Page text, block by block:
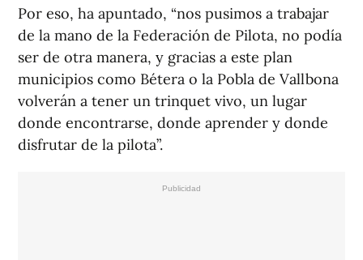
Por eso, ha apuntado, “nos pusimos a trabajar
de la mano de la Federación de Pilota, no podía
ser de otra manera, y gracias a este plan
municipios como Bétera o la Pobla de Vallbona
volverán a tener un trinquet vivo, un lugar
donde encontrarse, donde aprender y donde
disfrutar de la pilota”.